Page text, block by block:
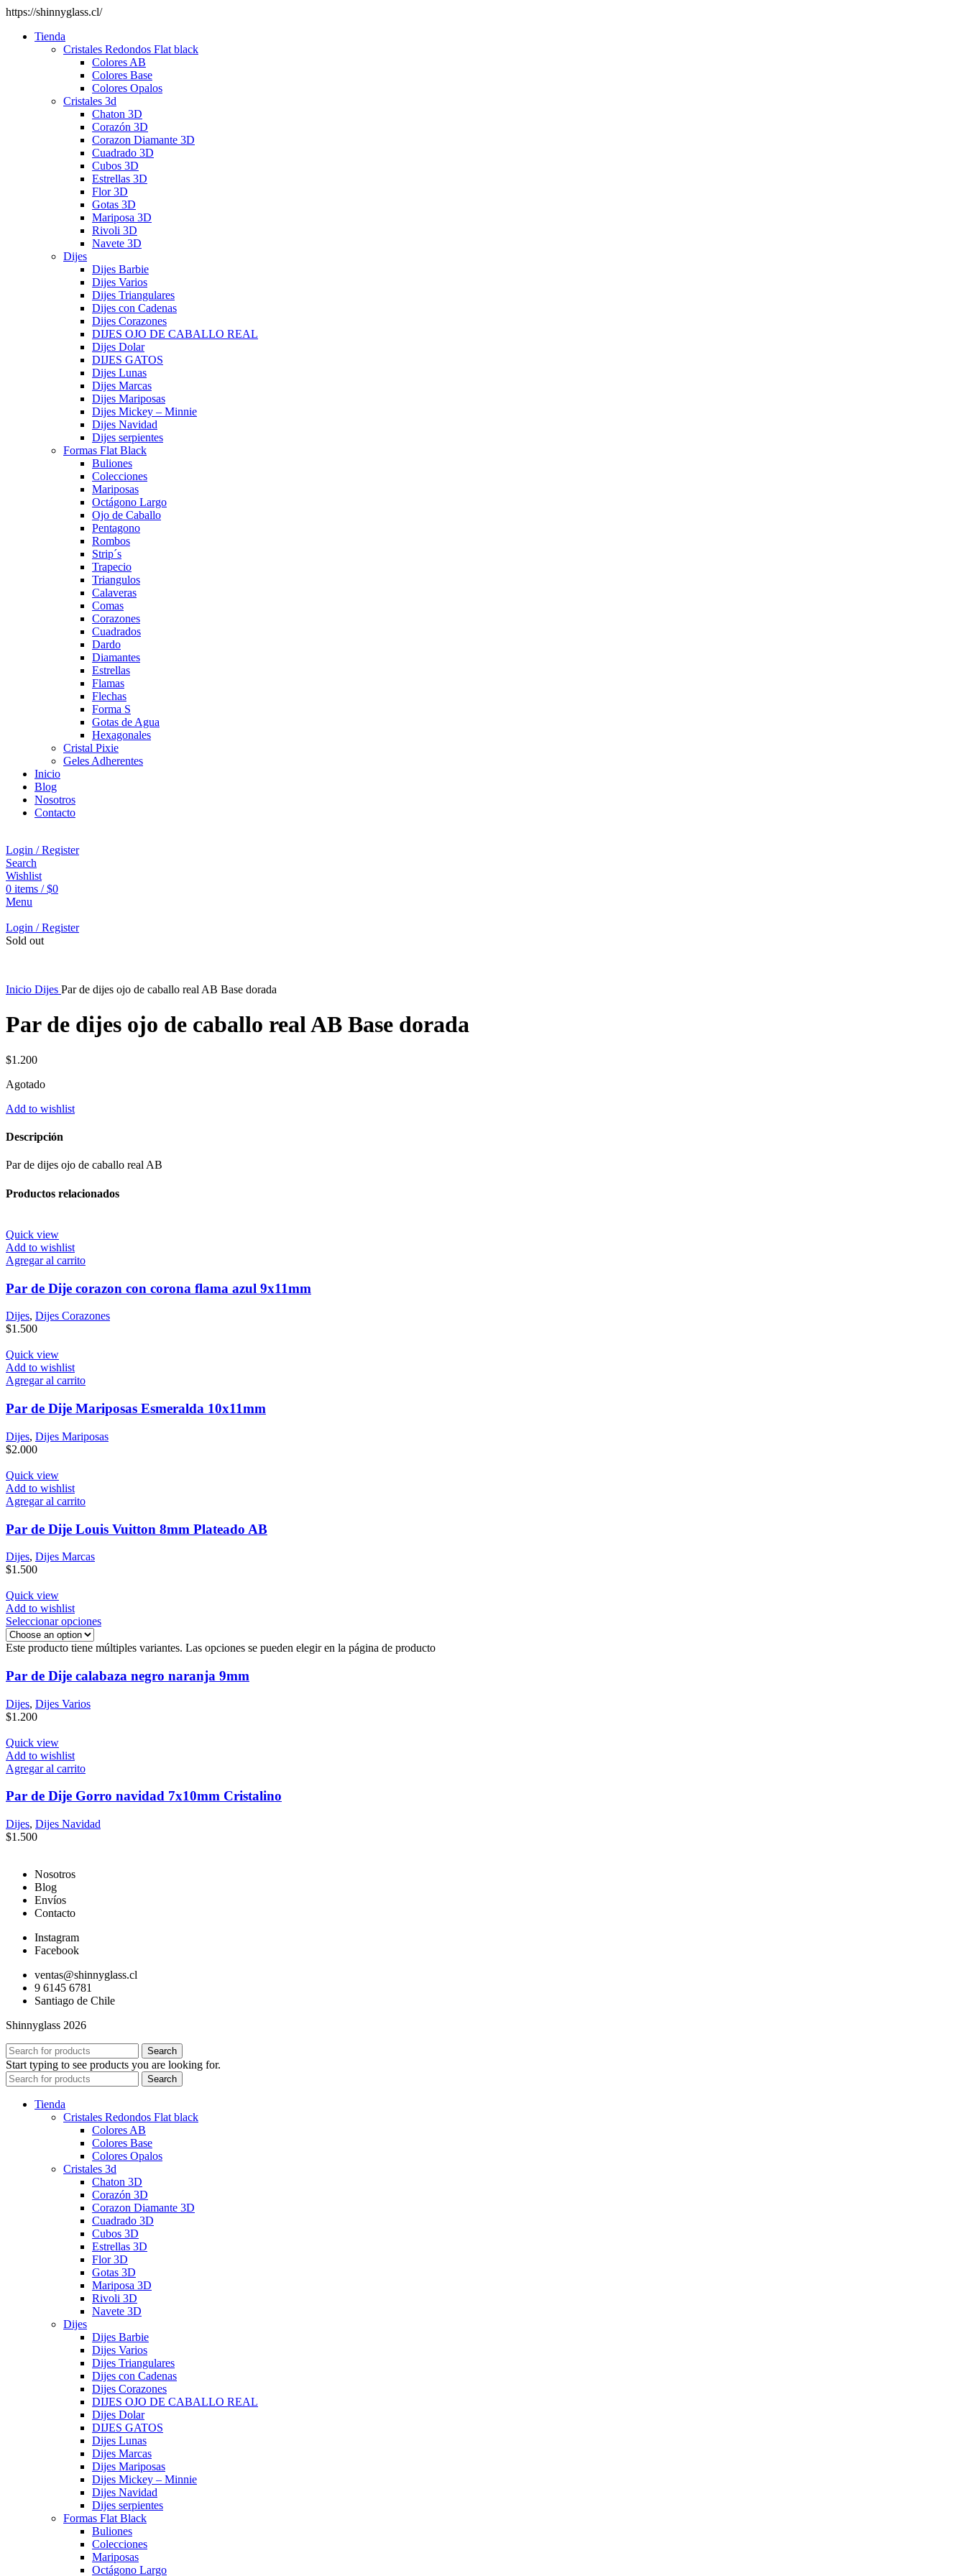
https://shinnyglass.cl/
Tienda
Cristales Redondos Flat black
Colores AB
Colores Base
Colores Opalos
Cristales 3d
Chaton 3D
Corazón 3D
Corazon Diamante 3D
Cuadrado 3D
Cubos 3D
Estrellas 3D
Flor 3D
Gotas 3D
Mariposa 3D
Rivoli 3D
Navete 3D
Dijes
Dijes Barbie
Dijes Varios
Dijes Triangulares
Dijes con Cadenas
Dijes Corazones
DIJES OJO DE CABALLO REAL
Dijes Dolar
DIJES GATOS
Dijes Lunas
Dijes Marcas
Dijes Mariposas
Dijes Mickey – Minnie
Dijes Navidad
Dijes serpientes
Formas Flat Black
Buliones
Colecciones
Mariposas
Octágono Largo
Ojo de Caballo
Pentagono
Rombos
Strip´s
Trapecio
Triangulos
Calaveras
Comas
Corazones
Cuadrados
Dardo
Diamantes
Estrellas
Flamas
Flechas
Forma S
Gotas de Agua
Hexagonales
Cristal Pixie
Geles Adherentes
Inicio
Blog
Nosotros
Contacto
Login / Register
Search
Wishlist
0 items / $0
Menu
Login / Register
Sold out
Inicio Dijes Par de dijes ojo de caballo real AB Base dorada
Par de dijes ojo de caballo real AB Base dorada
$1.200
Agotado
Add to wishlist
Descripción
Par de dijes ojo de caballo real AB
Productos relacionados
Quick view
Add to wishlist
Agregar al carrito
Par de Dije corazon con corona flama azul 9x11mm
Dijes, Dijes Corazones
$1.500
Quick view
Add to wishlist
Agregar al carrito
Par de Dije Mariposas Esmeralda 10x11mm
Dijes, Dijes Mariposas
$2.000
Quick view
Add to wishlist
Agregar al carrito
Par de Dije Louis Vuitton 8mm Plateado AB
Dijes, Dijes Marcas
$1.500
Quick view
Add to wishlist
Seleccionar opciones
Este producto tiene múltiples variantes. Las opciones se pueden elegir en la página de producto
Par de Dije calabaza negro naranja 9mm
Dijes, Dijes Varios
$1.200
Quick view
Add to wishlist
Agregar al carrito
Par de Dije Gorro navidad 7x10mm Cristalino
Dijes, Dijes Navidad
$1.500
Nosotros
Blog
Envíos
Contacto
Instagram
Facebook
ventas@shinnyglass.cl
9 6145 6781
Santiago de Chile
Shinnyglass 2026
Search
Start typing to see products you are looking for.
Search
Tienda
Cristales Redondos Flat black
Colores AB
Colores Base
Colores Opalos
Cristales 3d
Chaton 3D
Corazón 3D
Corazon Diamante 3D
Cuadrado 3D
Cubos 3D
Estrellas 3D
Flor 3D
Gotas 3D
Mariposa 3D
Rivoli 3D
Navete 3D
Dijes
Dijes Barbie
Dijes Varios
Dijes Triangulares
Dijes con Cadenas
Dijes Corazones
DIJES OJO DE CABALLO REAL
Dijes Dolar
DIJES GATOS
Dijes Lunas
Dijes Marcas
Dijes Mariposas
Dijes Mickey – Minnie
Dijes Navidad
Dijes serpientes
Formas Flat Black
Buliones
Colecciones
Mariposas
Octágono Largo